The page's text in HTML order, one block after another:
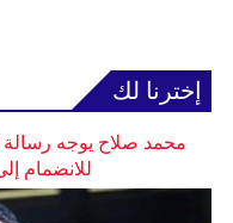
إخترنا لك
محمد صلاح يوجه رسالة
للانضمام